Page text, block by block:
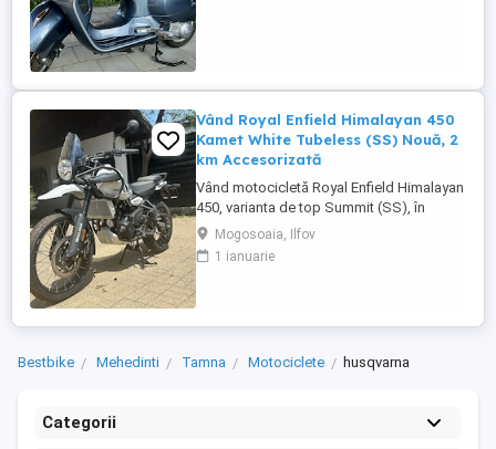
Vând Royal Enfield Himalayan 450
Kamet White Tubeless (SS) Nouă, 2
km Accesorizată
Vând motocicletă Royal Enfield Himalayan
450, varianta de top Summit (SS), în
culoarea Kamet White, dotată din fabrică
cu jante Tubeless. Motocicleta este
practic nouă, neutilizată (2 km). A fost
2025. Se află în stare absolut ...
Mogosoaia, Ilfov
1 ianuarie
Bestbike Mehedinti Tamna Motociclete husqvarna
Categorii